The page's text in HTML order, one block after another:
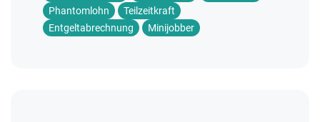
Phantomlohn
Teilzeitkraft
Entgeltabrechnung
Minijobber